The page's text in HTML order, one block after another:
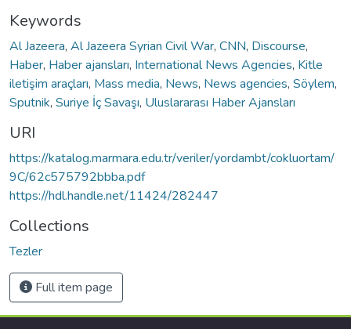
Keywords
Al Jazeera, Al Jazeera Syrian Civil War, CNN, Discourse,
Haber, Haber ajansları, International News Agencies, Kitle
iletişim araçları, Mass media, News, News agencies, Söylem,
Sputnik, Suriye İç Savaşı, Uluslararası Haber Ajansları
URI
https://katalog.marmara.edu.tr/veriler/yordambt/cokluortam/
9C/62c575792bbba.pdf
https://hdl.handle.net/11424/282447
Collections
Tezler
Full item page